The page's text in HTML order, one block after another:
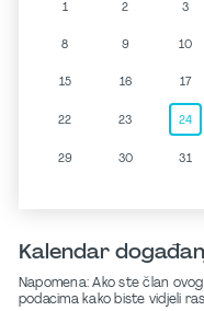
1 2 3
8 9 10
15 16 17
22 23 24
29 30 31
Kalendar
Napomena: Ako ste član
podacima kako biste vidjeli